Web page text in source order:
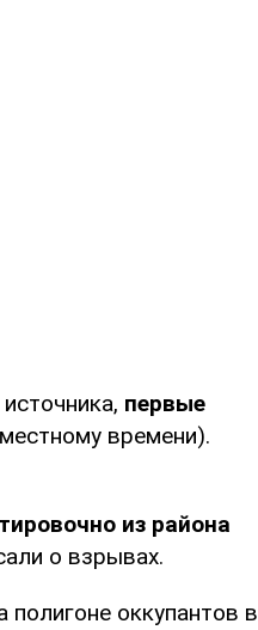
первые
времени).
из района
о взрывах.
полигоне оккупантов в